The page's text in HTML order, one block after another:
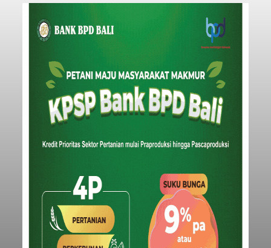
balitribune.co.id | Jakarta
– Astra Honda
Racing Team (AHRT) siap menghadapi putaran
keempat Idemitsu FIM Asia Road Racing
Championship (ARRC) 2026 yang akan
berlangsung di Pertamina Mandalika
International Circuit, Lombok, Nusa Tenggara
Barat, pada 7–9 Agustus 2026.
Nasional
Submitted bycontributoronFri, 08/07/2026 - 07:44
Baca Selengkapnya
Sasar Warga Rentan,
Denpasar Siapkan Rp1,152
Triliun